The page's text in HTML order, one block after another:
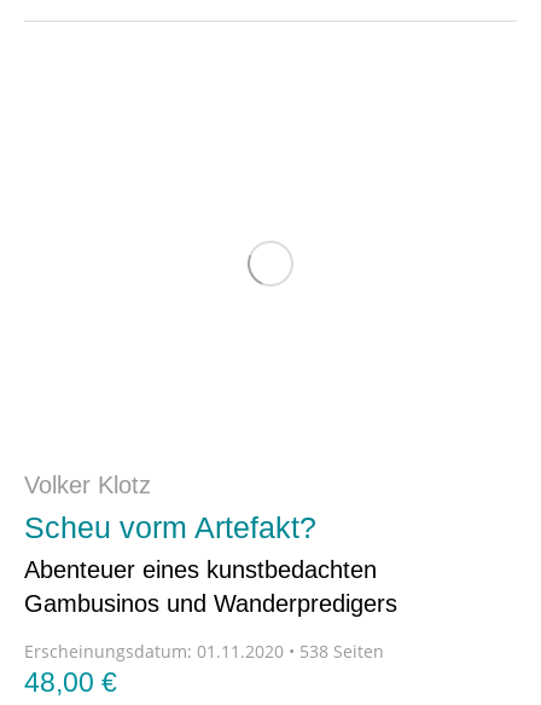
Volker Klotz
Scheu vorm Artefakt?
Abenteuer eines kunstbedachten
Gambusinos und Wanderpredigers
Erscheinungsdatum: 01.11.2020 • 538 Seiten
48,00 €